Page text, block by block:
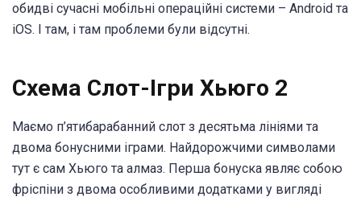
обидві сучасні мобільні операційні системи – Android та
iOS. І там, і там проблеми були відсутні.
Схема Слот-Ігри Хьюго 2
Маємо п’ятибарабанний слот з десятьма лініями та
двома бонусними іграми. Найдорожчими символами
тут є сам Хьюго та алмаз. Перша бонуска являє собою
фріспіни з двома особливими додатками у вигляді